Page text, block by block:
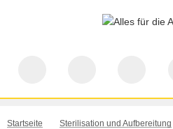
Startseite Sterilisation und Aufbereitung